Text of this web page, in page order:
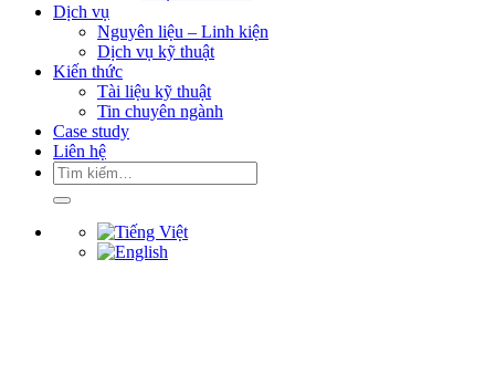
Dịch vụ
Nguyên liệu – Linh kiện
Dịch vụ kỹ thuật
Kiến thức
Tài liệu kỹ thuật
Tin chuyên ngành
Case study
Liên hệ
Tìm
kiếm: